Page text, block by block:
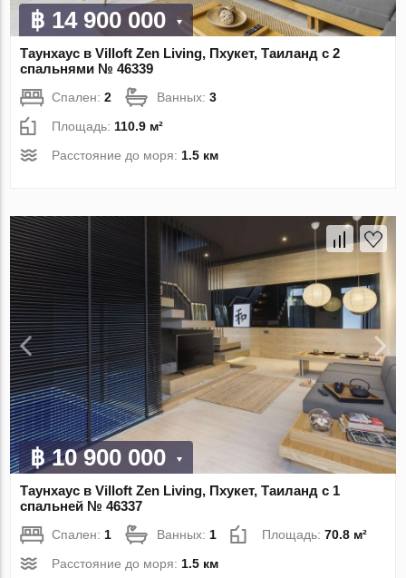
฿ 14 900 000
Таунхаус в Villoft Zen Living, Пхукет, Таиланд с 2
спальнями № 46339
Спален:2 Ванных:3
Площадь: 110.9 м²
Расстояние до моря: 1.5 км
฿ 10 900 000
Таунхаус в Villoft Zen Living, Пхукет, Таиланд с 1
спальней № 46337
Спален: 1 Ванных: 1 Площадь:70.8 м²
Расстояние до моря: 1.5 км